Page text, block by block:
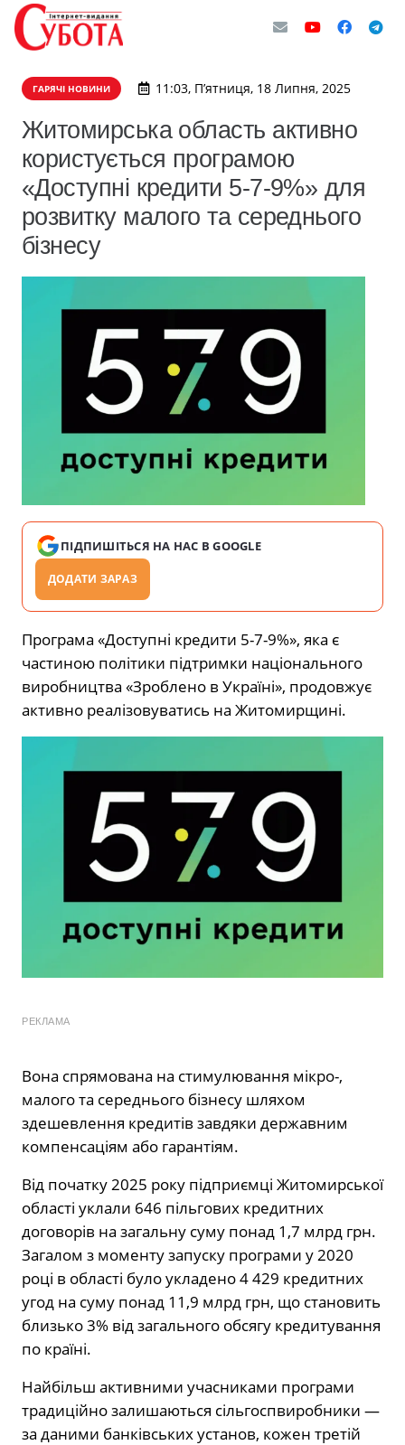
ГАРЯЧІ НОВИНИ 11:03, П’ятниця, 18 Липня, 2025
Житомирська область активно
користується програмою
«Доступні кредити 5-7-9%» для
розвитку малого та середнього
бізнесу
ПІДПИШІТЬСЯ НА НАС В GOOGLE
ДОДАТИ ЗАРАЗ
Програма «Доступні кредити 5-7-9%», яка є
частиною політики підтримки національного
виробництва «Зроблено в Україні», продовжує
активно реалізовуватись на Житомирщині.
РЕКЛАМА
Вона спрямована на стимулювання мікро-,
малого та середнього бізнесу шляхом
здешевлення кредитів завдяки державним
компенсаціям або гарантіям.
Від початку 2025 року підприємці Житомирської
області уклали 646 пільгових кредитних
договорів на загальну суму понад 1,7 млрд грн.
Загалом з моменту запуску програми у 2020
році в області було укладено 4 429 кредитних
угод на суму понад 11,9 млрд грн, що становить
близько 3% від загального обсягу кредитування
по країні.
Найбільш активними учасниками програми
традиційно залишаються сільгоспвиробники —
за даними банківських установ, кожен третій